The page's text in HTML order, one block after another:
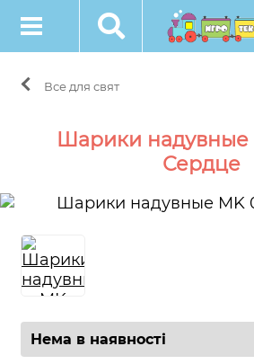
Все для свят
Шарики надувные
Сердце
Нема в наявності